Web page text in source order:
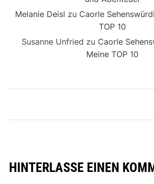
Melanie Deisl zu Caorle
TOP 10
Susanne Unfried zu Caorle
Meine TOP 10
HINTERLASSE EINEN